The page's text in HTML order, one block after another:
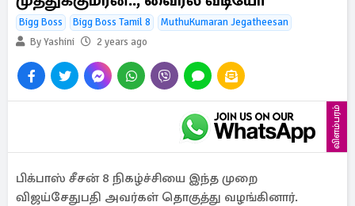
Bigg Boss Bigg Boss Tamil 8
MuthuKumaran Jegatheesan
By Yashini
2 years ago
விளம்பரம்
பிக்பாஸ் சீசன் 8 நிகழ்ச்சியை இந்த முறை
விஜய்சேதுபதி அவர்கள் தொகுத்து வழங்கினார்.